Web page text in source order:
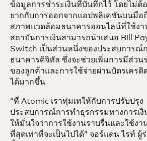
ข้อมูลการชำระเงินที่บันทึกไว้ โดยไม่ต้อ
ยากกับการออกจากแอปพลิเคชันบนมือ
สภาพแวดล้อมธนาคารออนไลน์ที่ใช้งา
สถาบันการเงินสามารถนำเสนอ Bill
Switch เป็นส่วนหนึ่งของประสบการณ์
ธนาคารดิจิทัล ซึ่งจะช่วยเพิ่มการมีส่วน
ของลูกค้าและการใช้จ่ายผ่านบัตรเครดิ
ได้มากขึ้น
“ที่ Atomic เราทุ่มเทให้กับการปรับปรุง
ประสบการณ์การทำธุรกรรมทางการเงิ
ให้มั่นใจว่าการใช้งานราบรื่นและใช้งา
ที่สุดเท่าที่จะเป็นไปได้” จอร์แดน ไรท์ ผู้